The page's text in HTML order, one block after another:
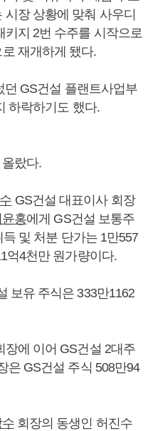
장 상황에 맞춰 사우디
지 2번 수주를 시작으로
재개하게 됐다.
던 GS건설 플랜트사업부
하락하기도 했다.
랐다.
GS건설 대표이사 회장
홍에게 GS건설 보통주
및 처분 단가는 1만557
억4천만 원가량이다.
보유 주식은 333만1162
장에 이어 GS건설 2대주
은 GS건설 주식 508만94
회장의 동생인 허진수